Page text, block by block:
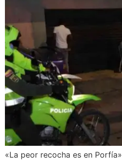
«La peor recocha es en Porfía»